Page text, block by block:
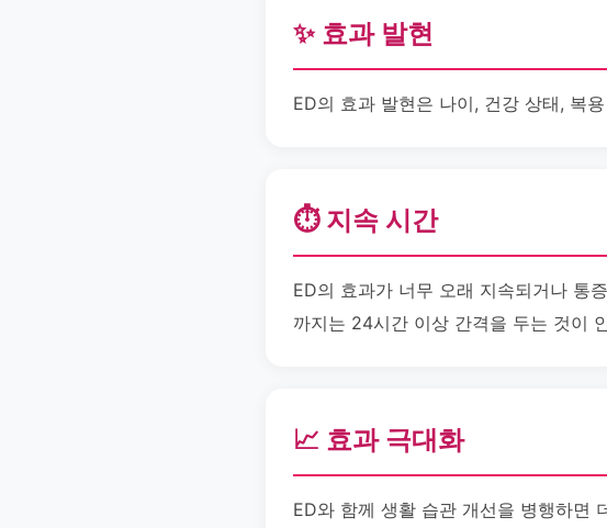
✨ 효과 발현
ED의 효과 발현은 나이, 건강 상태, 복
⏱️ 지속 시간
ED의 효과가 너무 오래 지속되거나 통
까지는 24시간 이상 간격을 두는 것이
📈 효과 극대화
ED와 함께 생활 습관 개선을 병행하면